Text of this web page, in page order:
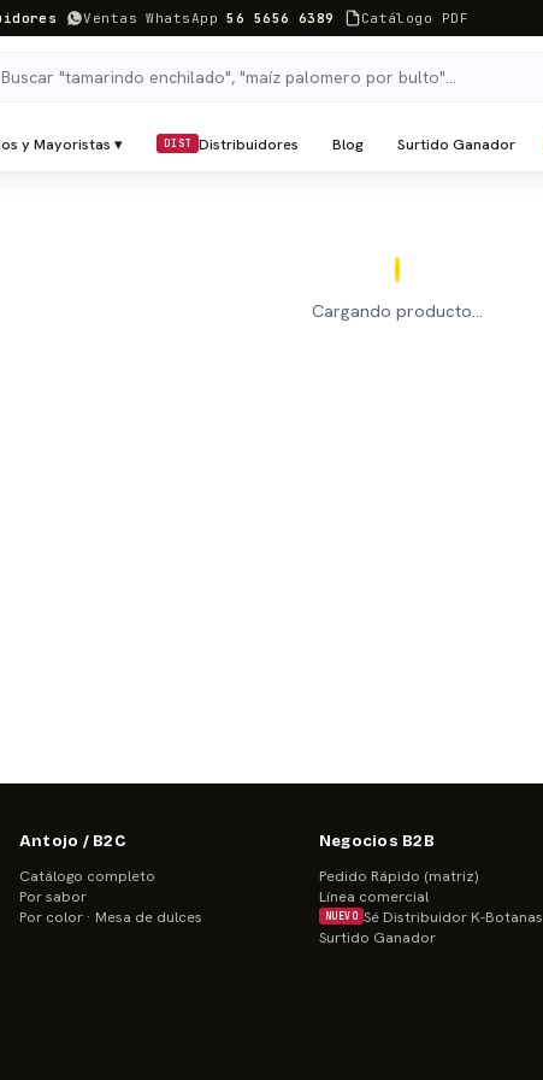
Ventas WhatsApp56 5656 6389 Catálogo PDF
y Mayoristas ▾ DIST Distribuidores Blog Surtido Ganador
Cargando producto…
Antojo / B2C
Catálogo completo
Por sabor
Por color · Mesa de dulces
Negocios B2B
Pedido Rápido (matriz)
Línea comercial
NUEVO Sé Distribuidor K-Botanas
Surtido Ganador